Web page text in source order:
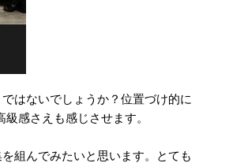
はないでしょうか？位置づけ的に
感さえも感じさせます。
組んでみたいと思います。とても